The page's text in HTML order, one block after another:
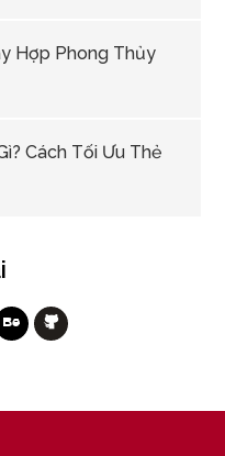
Hợp Phong Thủy
Cách Tối Ưu Thẻ